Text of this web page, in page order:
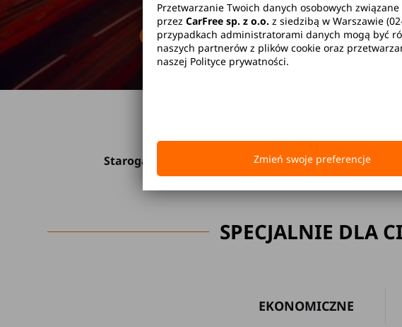
Brak kaucji Brak limitu
Starogard Gdański
SPECJALNIE DLA
EKONOMICZNE
Przetwarzanie Twoich danych osobowych
przez CarFree sp. z o.o. z siedzibą w Warszawie
przypadkach administratorami danych mogą być
naszych partnerów z plików cookie oraz
naszej Polityce prywatności.
Zmień swoje preferencje